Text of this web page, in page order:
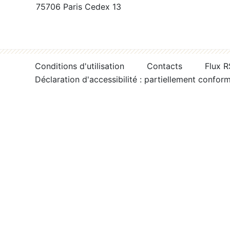
75706 Paris Cedex 13
Conditions d'utilisation Contacts
Flux
Déclaration d'accessibilité : partiellement